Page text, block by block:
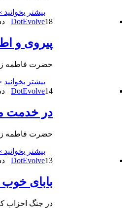
بیشتر بخوانید
DotEvolve18 دسامبر 2022
پیروی و
حضرت فاطمه
بیشتر بخوانید
DotEvolve14 دسامبر 2022
در خدمت
حضرت فاطمه
بیشتر بخوانید
DotEvolve13 دسامبر 2022
بابای
در جنگ احزاب